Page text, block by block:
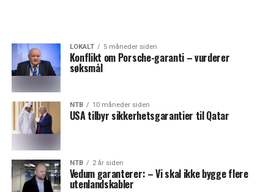
LOKALT 5 måneder siden
Konflikt om Porsche-garanti – vurderer
søksmål
NTB 10 måneder siden
USA tilbyr sikkerhetsgarantier til Qatar
NTB 2 år siden
Vedum garanterer: – Vi skal ikke bygge flere
utenlandskabler